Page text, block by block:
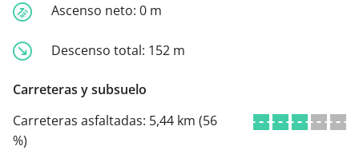
Ascenso neto: 0 m
Descenso total: 152 m
Carreteras y subsuelo
Carreteras asfaltadas: 5,44 km (56
%)